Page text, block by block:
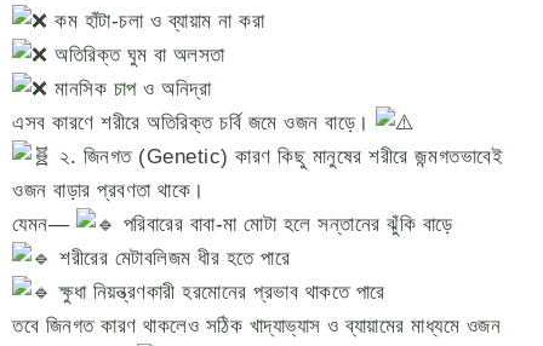
কম হাঁটা-চলা ও ব্যায়াম না করা
অতিরিক্ত ঘুম বা অলসতা
মানসিক চাপ ও অনিদ্রা
এসব কারণে শরীরে অতিরিক্ত চর্বি জমে ওজন বাড়ে।
২. জিনগত (Genetic) কারণ কিছু মানুষের শরীরে জন্মগতভাবেই
ওজন বাড়ার প্রবণতা থাকে।
যেমন—
পরিবারের বাবা-মা মোটা হলে সন্তানের ঝুঁকি বাড়ে
শরীরের মেটাবলিজম ধীর হতে পারে
ক্ষুধা নিয়ন্ত্রণকারী হরমোনের প্রভাব থাকতে পারে
তবে জিনগত কারণ থাকলেও সঠিক খাদ্যাভ্যাস ও ব্যায়ামের মাধ্যমে ওজন